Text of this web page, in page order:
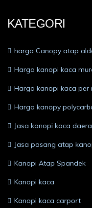
KATEGORI
harga Canopy atap
Harga kanopi kaca
Harga kanopi kaca per
Harga kanopy
Jasa kanopi kaca
Jasa pasang atap
Kanopi Atap Spandek
Kanopi kaca
Kanopi kaca carport